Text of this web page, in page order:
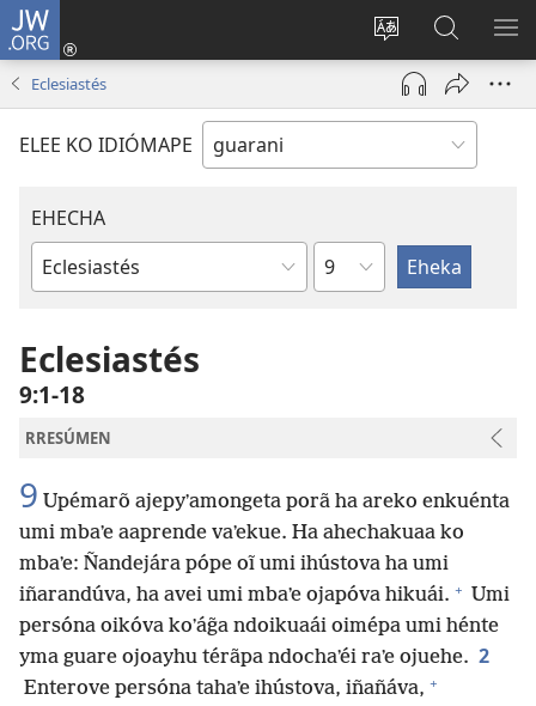
JW.ORG
Ekambia
ótro
idiómape
Emoñepyrũ
ne
sesión
(abre
una
Eheka
JW.ORG
Eclesiastés
ELEE KO IDIÓMAPE
EHECHA
Lívro
la
Bíbliape
Kapítulo
Eclesiastés
9:1-18
RRESÚMEN
9 Upémarõ ajepyʼamongeta porã ha areko enkuénta
umi mbaʼe aaprende vaʼekue. Ha ahechakuaa ko
mbaʼe: Ñandejára pópe oĩ umi ihústova ha umi
iñarandúva, ha avei umi mbaʼe ojapóva hikuái. + Umi
persóna oikóva koʼág̃a ndoikuaái oimépa umi hénte
yma guare ojoayhu térãpa ndochaʼéi raʼe ojuehe. 2
Enterove persóna tahaʼe ihústova, iñañáva, +